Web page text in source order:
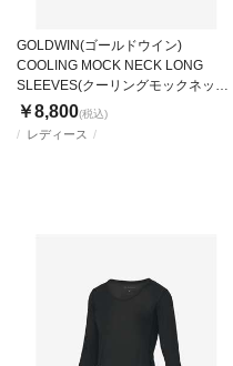
レディース
GOLDWIN(ゴールドウイン)
COOLING MOCK NECK LONG
SLEEVES(クーリングモックネック
ロングスリーブ)
￥8,800(税込)